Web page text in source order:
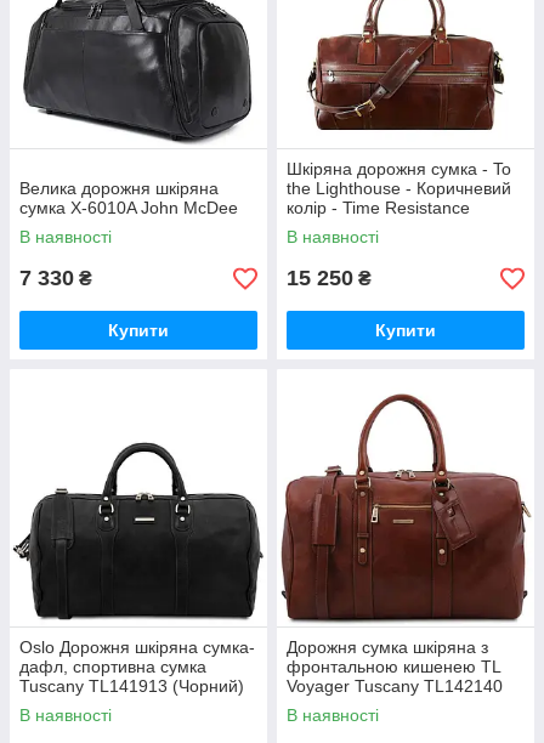
Велика дорожня шкіряна
сумка X-6010A John McDee
В наявності
7 330 ₴
Купити
Шкіряна дорожня сумка - To
the Lighthouse - Коричневий
колір - Time Resistance
5196801
В наявності
15 250 ₴
Купити
Oslo Дорожня шкіряна сумка-
дафл, спортивна сумка
Tuscany TL141913 (Чорний)
В наявності
Дорожня сумка шкіряна з
фронтальною кишенею TL
Voyager Tuscany TL142140
(Коричневий)
В наявності